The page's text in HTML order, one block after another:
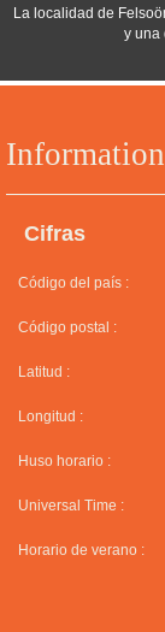
Cifras
Código del país :
Código postal :
Latitud :
Longitud :
Huso horario :
Universal Time :
Horario de verano :
La localidad de
y una